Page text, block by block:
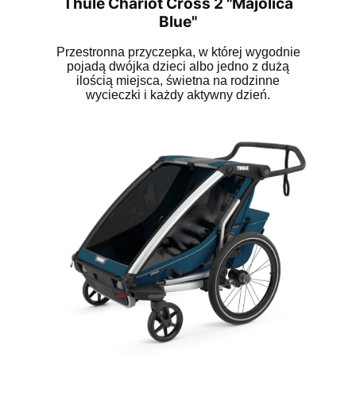
Blue"
Przestronna przyczepka, w której wygodnie
pojadą dwójka dzieci albo jedno z dużą
ilością miejsca, świetna na rodzinne
wycieczki i każdy aktywny dzień.